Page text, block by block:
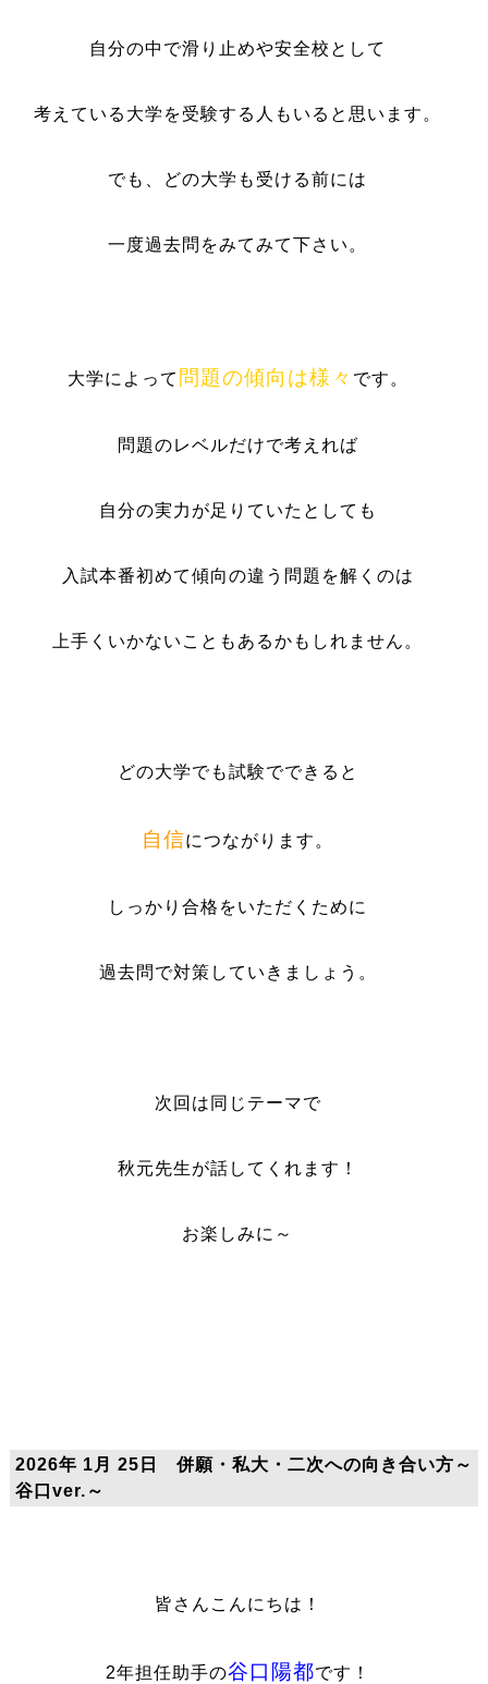
自分の中で滑り止めや安全校として
考えている大学を受験する人もいると思います。
でも、どの大学も受ける前には
一度過去問をみてみて下さい。
大学によって 問題の傾向は様々 です。
問題のレベルだけで考えれば
自分の実力が足りていたとしても
入試本番初めて傾向の違う問題を解くのは
上手くいかないこともあるかもしれません。
どの大学でも試験でできると
自信につながります。
しっかり合格をいただくために
過去問で対策していきましょう。
次回は同じテーマで
秋元先生が話してくれます！
お楽しみに～
2026年 1月 25日 併願・私大・二次への向き合い方～
谷口ver.～
皆さんこんにちは！
2年担任助手の谷口陽都です！